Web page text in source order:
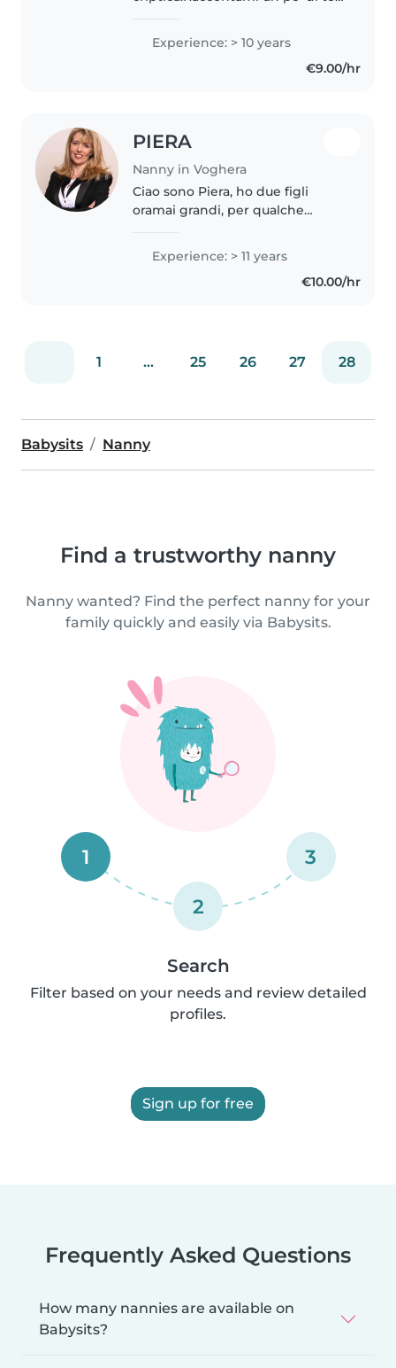
in quanto sono molto loquace.
Sono una donna di quaranta
anni. Ho due figli amorevoli e
Experience: > 10 years
€9.00/hr
PIERA
Nanny in Voghera
Ciao sono Piera, ho due figli
oramai grandi, per qualche
privato coi bambini da 0 a 5 anni.
Sono una persona dolce e
gentile. In questo periodo vorrei..
Experience: > 11 years
€10.00/hr
1 ... 25 26 27 28
Babysits Nanny
Find a trustworthy nanny
Nanny wanted? Find the perfect nanny for your
family quickly and easily via Babysits.
1
2
3
Search
Filter based on your needs and review detailed
profiles.
Sign up for free
Frequently Asked Questions
How many nannies are available on
Babysits?